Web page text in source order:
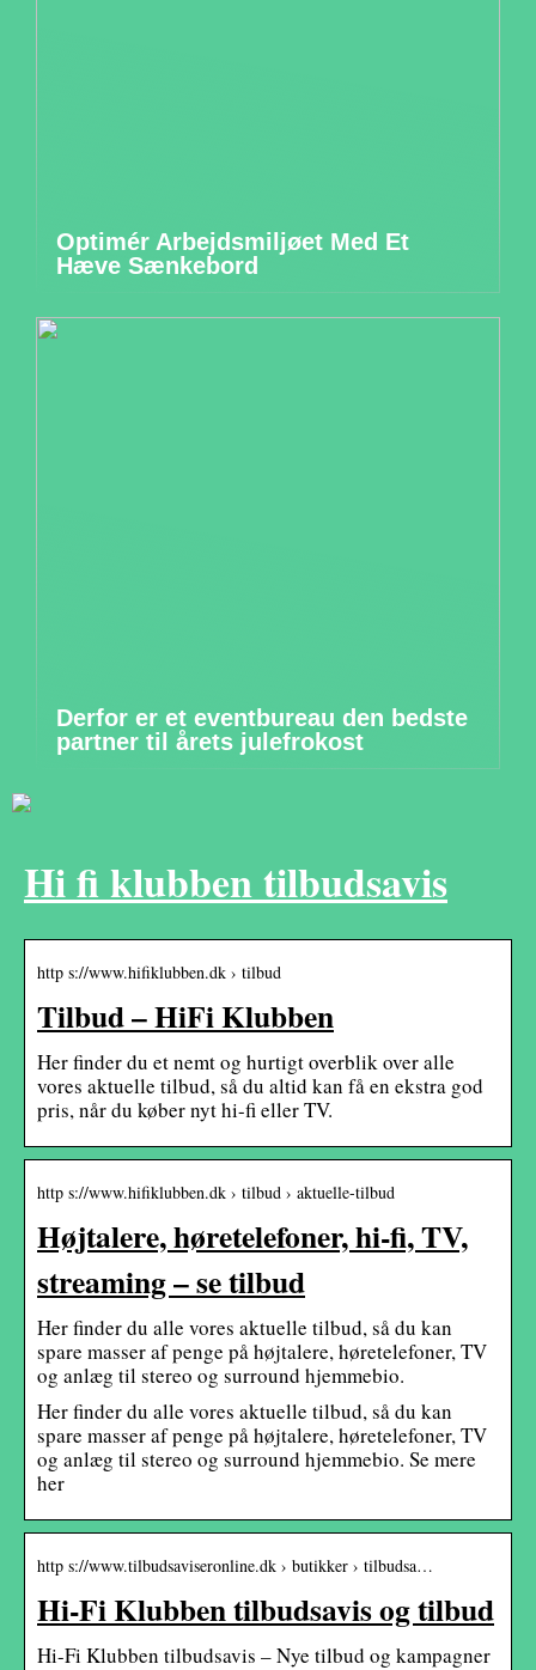
Optimér Arbejdsmiljøet Med Et
Hæve Sænkebord
Derfor er et eventbureau den bedste
partner til årets julefrokost
Hi fi klubben tilbudsavis
http s://www.hifiklubben.dk › tilbud
Tilbud – HiFi Klubben
Her finder du et nemt og hurtigt overblik over alle
vores aktuelle tilbud, så du altid kan få en ekstra god
pris, når du køber nyt hi-fi eller TV.
http s://www.hifiklubben.dk › tilbud › aktuelle-tilbud
Højtalere, høretelefoner, hi-fi, TV,
streaming – se tilbud
Her finder du alle vores aktuelle tilbud, så du kan
spare masser af penge på højtalere, høretelefoner, TV
og anlæg til stereo og surround hjemmebio.
Her finder du alle vores aktuelle tilbud, så du kan
spare masser af penge på højtalere, høretelefoner, TV
og anlæg til stereo og surround hjemmebio. Se mere
her
http s://www.tilbudsaviseronline.dk › butikker › tilbudsa…
Hi-Fi Klubben tilbudsavis og tilbud
Hi-Fi Klubben tilbudsavis – Nye tilbud og kampagner